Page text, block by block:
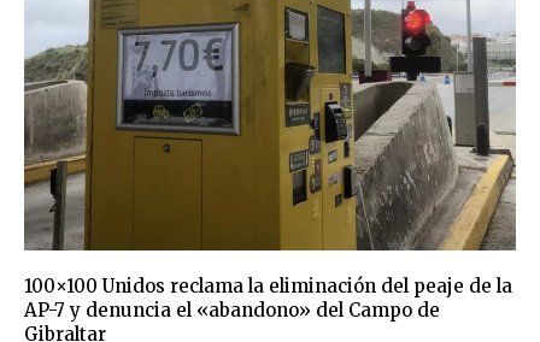
100×100 Unidos reclama la eliminación del peaje de la
AP-7 y denuncia el «abandono» del Campo de
Gibraltar